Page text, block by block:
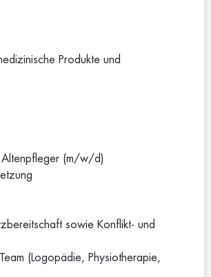
Produkte und
Altenpfleger (m/w/d)
sowie Konflikt- und
(Logopädie, Physiotherapie,